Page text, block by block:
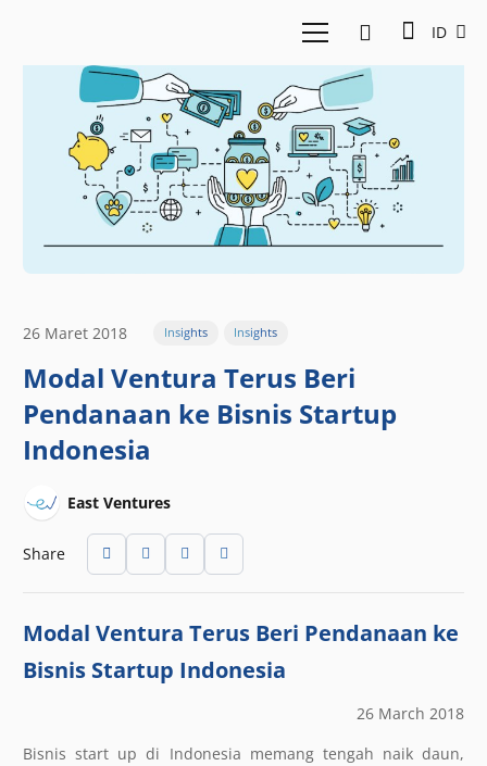
ID
26 Maret 2018 Insights Insights
Modal Ventura Terus Beri
Pendanaan ke Bisnis Startup
Indonesia
East Ventures
Share
Modal Ventura Terus Beri Pendanaan ke
Bisnis Startup Indonesia
26 March 2018
Bisnis start up di Indonesia memang tengah naik daun,